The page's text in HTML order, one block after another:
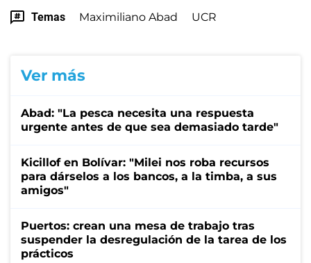
Temas Maximiliano Abad UCR
Ver más
Abad: "La pesca necesita una respuesta
urgente antes de que sea demasiado tarde"
Kicillof en Bolívar: "Milei nos roba recursos
para dárselos a los bancos, a la timba, a sus
amigos"
Puertos: crean una mesa de trabajo tras
suspender la desregulación de la tarea de los
prácticos